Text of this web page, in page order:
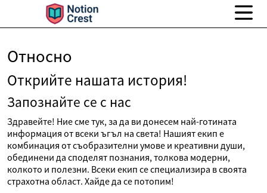
Относно
Открийте нашата история!
Запознайте се с нас
Здравейте! Ние сме тук, за да ви донесем най-готината
информация от всеки ъгъл на света! Нашият екип е
комбинация от съобразителни умове и креативни души,
обединени да споделят познания, толкова модерни,
колкото и полезни. Всеки екип се специализира в своята
страхотна област. Хайде да се потопим!